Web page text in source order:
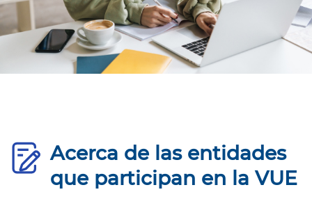
Acerca de las entidades
que participan en la VUE